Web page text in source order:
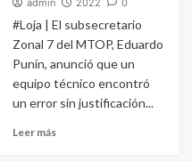
admin 2022 0
#Loja | El subsecretario
Zonal 7 del MTOP, Eduardo
Punín, anunció que un
equipo técnico encontró
un error sin justificación...
Leer más